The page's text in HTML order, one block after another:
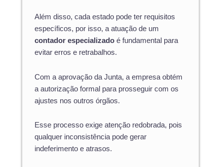
Além disso, cada estado pode ter requisitos
específicos, por isso, a atuação de um
contador especializado é fundamental para
evitar erros e retrabalhos.
Com a aprovação da Junta, a empresa obtém
a autorização formal para prosseguir com os
ajustes nos outros órgãos.
Esse processo exige atenção redobrada, pois
qualquer inconsistência pode gerar
indeferimento e atrasos.